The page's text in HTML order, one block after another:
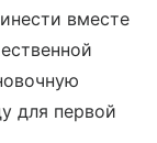
вместе
для первой